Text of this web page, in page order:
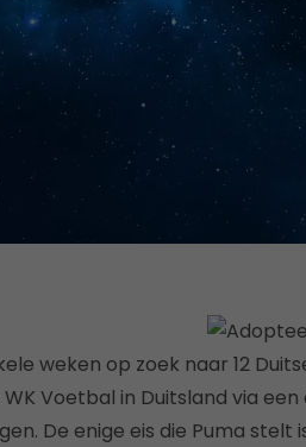
weken op zoek naar 12
Voetbal in Duitsland via
De enige eis die Puma stelt